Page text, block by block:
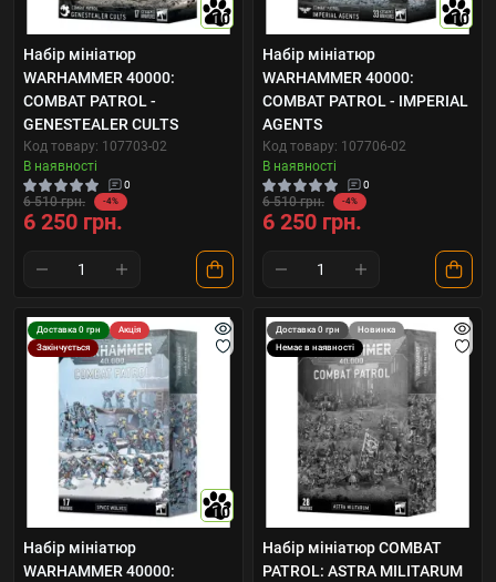
10
Набір мініатюр
WARHAMMER 40000:
COMBAT PATROL -
GENESTEALER CULTS
Код товару: 107703-02
В наявності
0
6 510 грн. -4%
6 250 грн.
10
Набір мініатюр
WARHAMMER 40000:
COMBAT PATROL - IMPERIAL
AGENTS
Код товару: 107706-02
В наявності
0
6 510 грн. -4%
6 250 грн.
Доставка 0 грн
Акція
Закінчується
10
Набір мініатюр
WARHAMMER 40000:
Доставка 0 грн
Новинка
Немає в наявності
Набір мініатюр COMBAT
PATROL: ASTRA MILITARUM